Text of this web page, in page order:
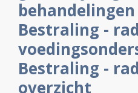
behandelingen
Bestraling -
Bestraling -
overzicht